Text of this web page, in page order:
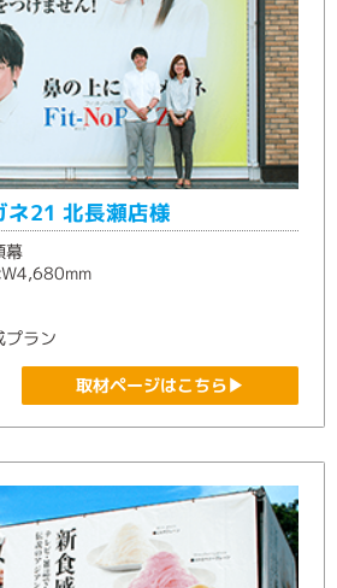
ネ21 北長瀬店様
幕
プラン
取材ページはこちら▶